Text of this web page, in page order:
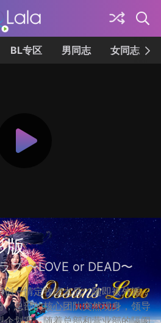
BL专区 男同志 女同志
版
ブ 〜LOVE or DEAD〜
一情定牧凌太后，随即被外派，
总部的核心团队突然现身，领导
划案，随着总部和营业部的隔阂